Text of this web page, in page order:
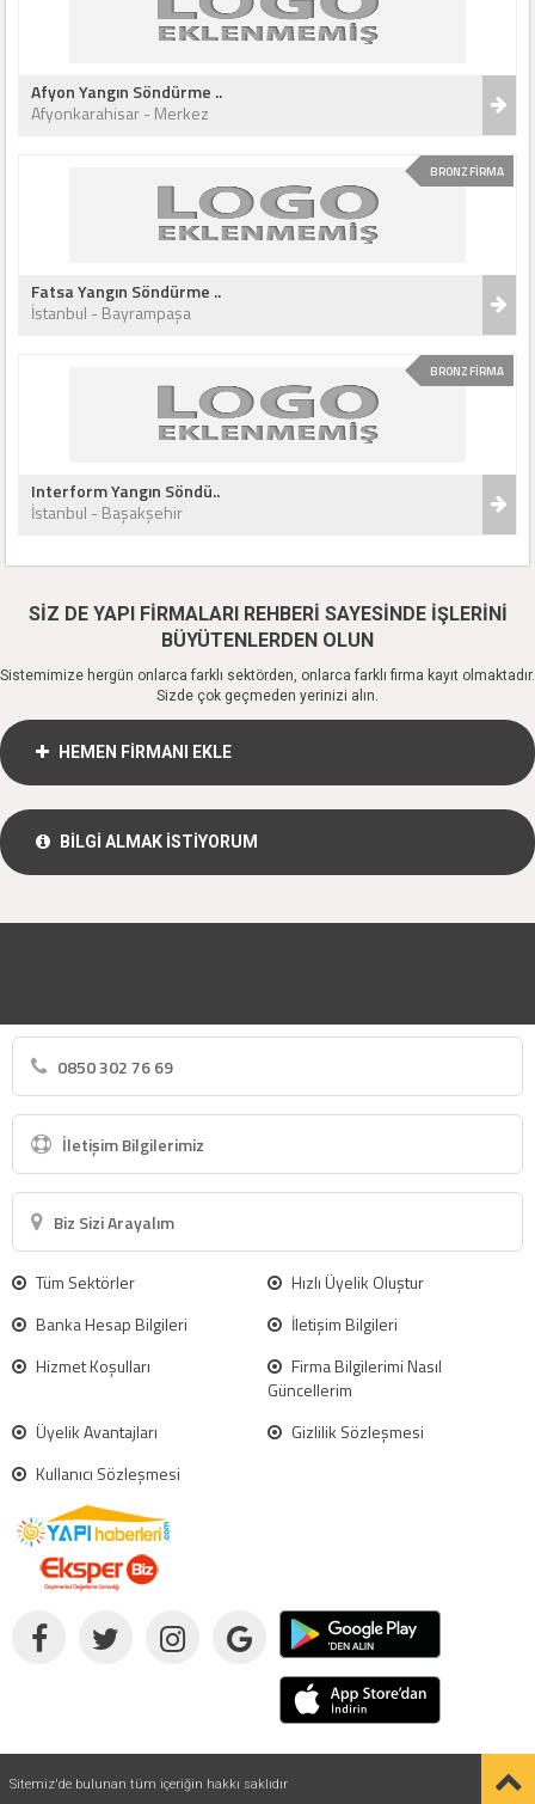
Afyon Yangın Söndürme ..
Afyonkarahisar - Merkez
BRONZ FİRMA
Fatsa Yangın Söndürme ..
İstanbul - Bayrampaşa
BRONZ FİRMA
Interform Yangın Söndü..
İstanbul - Başakşehir
SİZ DE YAPI FİRMALARI REHBERİ SAYESİNDE İŞLERİNİ
BÜYÜTENLERDEN OLUN
Sistemimize hergün onlarca farklı sektörden, onlarca farklı firma kayıt olmaktadır.
Sizde çok geçmeden yerinizi alın.
HEMEN FİRMANI EKLE
BİLGİ ALMAK İSTİYORUM
0850 302 76 69
İletişim Bilgilerimiz
Biz Sizi Arayalım
Tüm Sektörler
Hızlı Üyelik Oluştur
Banka Hesap Bilgileri
İletişim Bilgileri
Hizmet Koşulları
Firma Bilgilerimi Nasıl
Güncellerim
Üyelik Avantajları
Gizlilik Sözleşmesi
Kullanıcı Sözleşmesi
Sitemiz'de bulunan tüm içeriğin hakkı saklıdır